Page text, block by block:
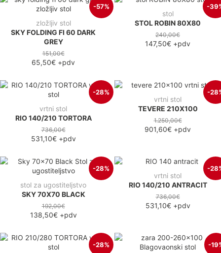
-57%
zložljiv stol
SKY FOLDING FI 60 DARK
GREY
151,00€
65,50€ +pdv
-
stol
STOL ROBIN 80X80
240,00€
147,50€ +pdv
-28%
vrtni stol
RIO 140/210 TORTORA
736,00€
531,10€+pdv
-
vrtni stol
TEVERE 210X100
1.250,00€
901,60€ +pdv
-28%
stol za ugostiteljstvo
SKY 70X70 BLACK
192,00€
138,50€+pdv
-
vrtni stol
RIO 140/210 ANTRACIT
736,00€
531,10€+pdv
-28% -